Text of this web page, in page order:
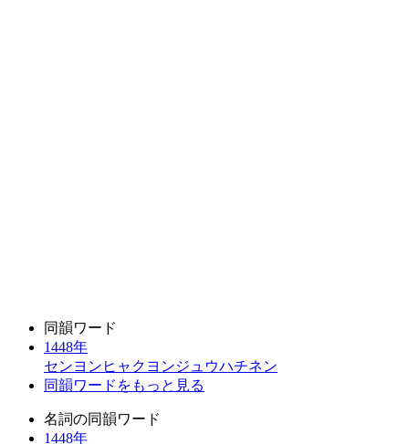
同韻ワード
1448年
センヨンヒャクヨンジュウハチネン
同韻ワードをもっと見る
名詞の同韻ワード
1448年